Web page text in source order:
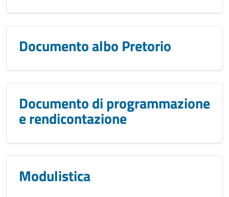
Documento albo Pretorio
Documento di programmazione
e rendicontazione
Modulistica